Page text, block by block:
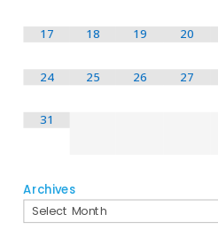
17 18 19 20
24 25 26 27
31
Archives